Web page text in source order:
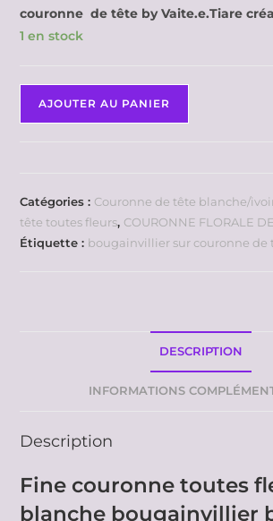
couronne de tête by Vaite.e.Tiare
1 en stock
AJOUTER AU PANIER
Catégories : Couronne de tête blanche/
tête toutes fleurs, COURONNE FLORALE
Étiquette : bougainvillier sur couronne de
DESCRIPTION
INFORMATIONS
Description
Fine couronne toutes
blanche bougainvillier